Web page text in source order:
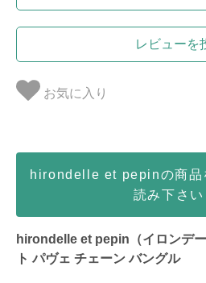
レビューを
お気に入り
hirondelle et pepinの商品
読み下さ
hirondelle et pepin（イロンデ
ト パヴェ チェーン バングル